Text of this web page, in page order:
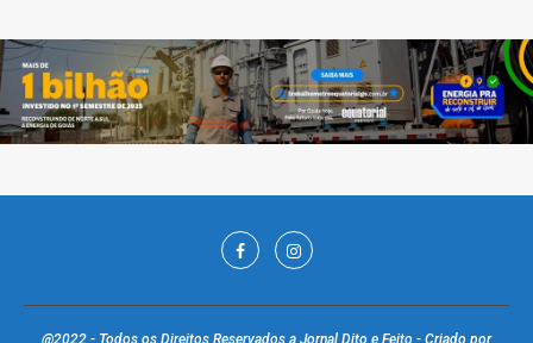
@2022 - Todos os Direitos Reservados a Jornal Dito e Feito - Criado por